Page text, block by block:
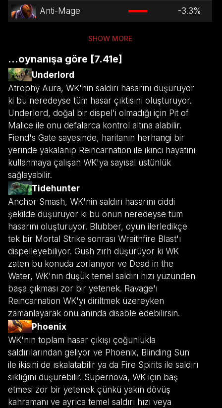
Anti-Mage -3.3%
SHOW MORE
...oynanışa göre [7.41e]
Underlord
Atrophy Aura, WK'nin saldırı hasarını düşürüyor
ki bu neredeyse tüm hasar çıktısını oluşturuyor.
Underlord, doğal bir dispel'i olmadığı için Pit of
Malice ile onu defalarca kontrol altına alabilir.
Fiend's Gate sayesinde, haritanın herhangi bir
yerinde yakalanıp Reincarnation ile ikinci hayatını
kullanmaya çalışan WK'ya sayısal üstünlük
sağlayabilir.
Tidehunter
Anchor Smash, WK'nin saldırı hasarını ciddi
şekilde düşürüyor ki bu onun neredeyse tüm
hasarını oluşturuyor. Blubber, oyun ilerledikçe
tek bir Mortal Strike sonrası Wraithfire Blast'ı
dispelleyebiliyor. Gush zırh düşürüyor ki WK
zaten bu konuda zorlanıyor ve Dead in the
Water, WK'nın düşük temel saldırı hızı yüzünden
başa çıkması zor bir yetenek. Ravage'ı
Reincarnation WK'yı diriltmek üzereyken
zamanlayarak onu anında disable edebilirsin.
Phoenix
WK'nın toplam hasar çıkışı çoğunlukla
saldırılarından geliyor ve Phoenix, Blinding Sun
ile ikisini de ıskalatabilir ya da Fire Spirits ile saldırı
sıklığını düşürebilir. Supernova, WK için baş
etmesi zor bir yetenek çünkü yakın dövüş
kahramanı ve ayrıca temel saldırı hızı veya